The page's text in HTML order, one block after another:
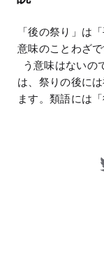
「後の祭り」は
意味のことわざ
う意味はないの
は、祭りの後に
ます。類語には